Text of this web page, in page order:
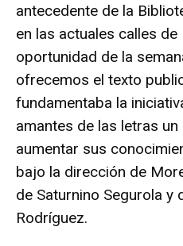
antecedente de la
en las actuales calles de
oportunidad de la
ofrecemos el texto
fundamentaba la
amantes de las letras
aumentar sus
bajo la dirección de
de Saturnino Segurola y
Rodríguez.